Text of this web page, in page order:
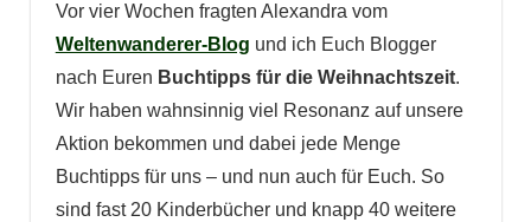
Vor vier Wochen fragten Alexandra vom
Weltenwanderer-Blog und ich Euch Blogger
nach Euren Buchtipps für die Weihnachtszeit.
Wir haben wahnsinnig viel Resonanz auf unsere
Aktion bekommen und dabei jede Menge
Buchtipps für uns – und nun auch für Euch. So
sind fast 20 Kinderbücher und knapp 40 weitere